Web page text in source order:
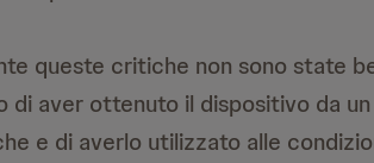
queste critiche non sono state
di aver ottenuto il dispositivo da
e di averlo utilizzato alle